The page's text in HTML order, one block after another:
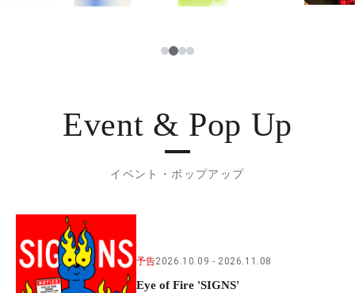
123
Event & Pop Up
イベント・ポップアップ
予告2026.10.09 2026.11.08
Eye of Fire 'SIGNS'